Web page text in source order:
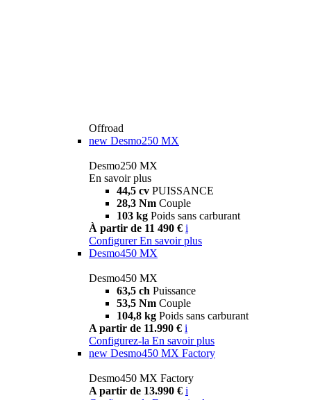
Offroad
new Desmo250 MX
Desmo250 MX
En savoir plus
44,5 cv PUISSANCE
28,3 Nm Couple
103 kg Poids sans carburant
À partir de 11 490 € i
Configurer En savoir plus
Desmo450 MX
Desmo450 MX
63,5 ch Puissance
53,5 Nm Couple
104,8 kg Poids sans carburant
A partir de 11.990 € i
Configurez-la En savoir plus
new Desmo450 MX Factory
Desmo450 MX Factory
A partir de 13.990 € i